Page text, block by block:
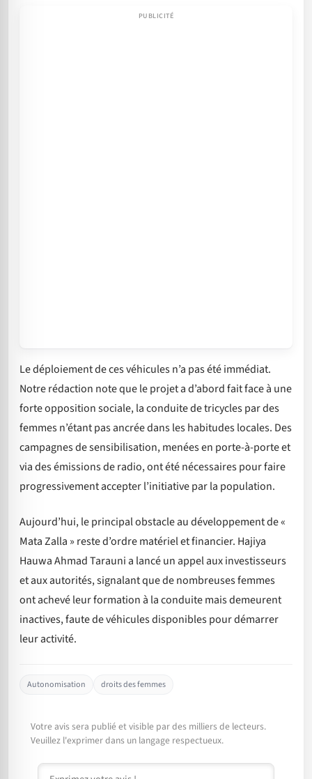
Le déploiement de ces véhicules n’a pas été immédiat.
Notre rédaction note que le projet a d’abord fait face à une
forte opposition sociale, la conduite de tricycles par des
femmes n’étant pas ancrée dans les habitudes locales. Des
campagnes de sensibilisation, menées en porte-à-porte et
via des émissions de radio, ont été nécessaires pour faire
progressivement accepter l’initiative par la population.
Aujourd’hui, le principal obstacle au développement de «
Mata Zalla » reste d’ordre matériel et financier. Hajiya
Hauwa Ahmad Tarauni a lancé un appel aux investisseurs
et aux autorités, signalant que de nombreuses femmes
ont achevé leur formation à la conduite mais demeurent
inactives, faute de véhicules disponibles pour démarrer
leur activité.
Autonomisation droits des femmes
Votre avis sera publié et visible par des milliers de lecteurs.
Veuillez l'exprimer dans un langage respectueux.
Commentaire